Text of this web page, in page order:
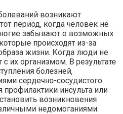
возникают
период, когда человек не
забывают о возможных
происходят из-за
жизни. Когда люди не
их организмом. В результате
болезней,
сердечно-сосудистого
профилактики инсульта или
возникновения
недомоганиями.